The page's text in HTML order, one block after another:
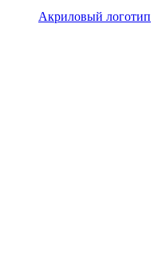
Акриловый логотип